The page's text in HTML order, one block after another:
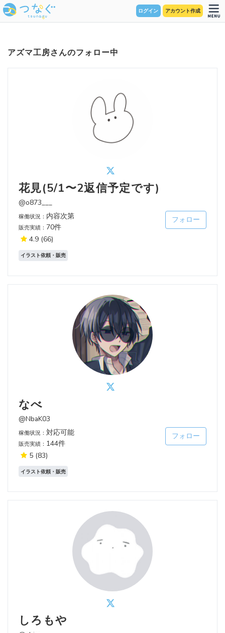
ログイン アカウント作成
アズマ工房さんのフォロー中
花見(5/1〜2返信予定です)
@o873___
稼働状況： 内容次第
販売実績： 70件
4.9 (66)
フォロー
イラスト依頼・販売
なべ
@NbaK03
稼働状況： 対応可能
販売実績： 144件
5 (83)
フォロー
イラスト依頼・販売
しろもや